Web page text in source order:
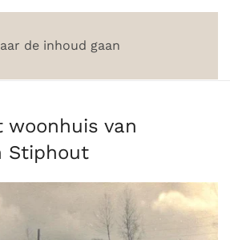
de inhoud gaan
woonhuis van
Stiphout